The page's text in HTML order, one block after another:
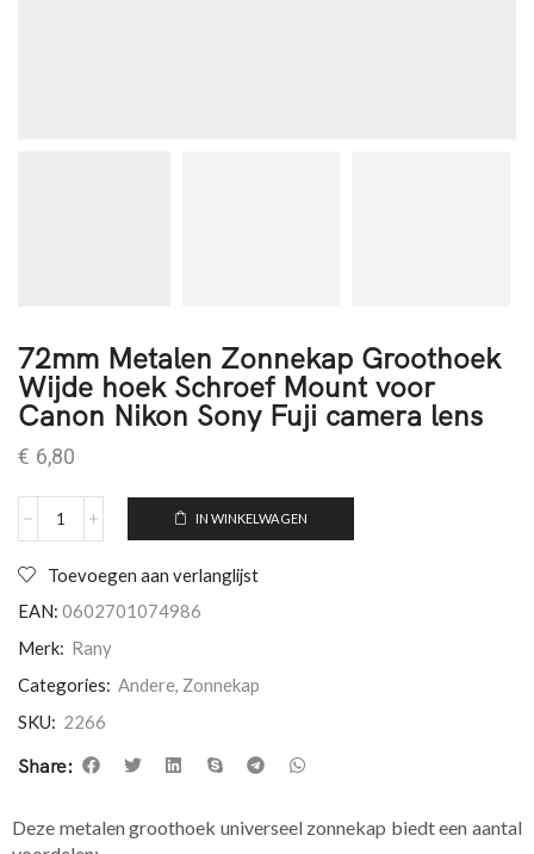
72mm Metalen Zonnekap Groothoek
Wijde hoek Schroef Mount voor
Canon Nikon Sony Fuji camera lens
€ 6,80
IN WINKELWAGEN
Toevoegen aan verlanglijst
EAN: 0602701074986
Merk: Rany
Categories: Andere, Zonnekap
SKU: 2266
Share:
Deze metalen groothoek universeel zonnekap biedt een aantal